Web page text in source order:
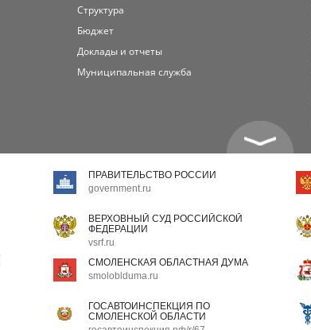
Структура
Бюджет
Доклады и отчеты
Муниципальная служба
ПРАВИТЕЛЬСТВО РОССИИ
government.ru
ВЕРХОВНЫЙ СУД РОССИЙСКОЙ
ФЕДЕРАЦИИ
vsrf.ru
СМОЛЕНСКАЯ ОБЛАСТНАЯ ДУМА
smoloblduma.ru
ГОСАВТОИНСПЕКЦИЯ ПО
СМОЛЕНСКОЙ ОБЛАСТИ